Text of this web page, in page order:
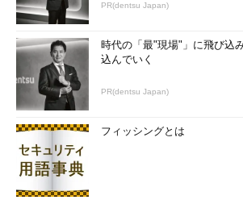
PR(dentsu Japan)
時代の「最"現場"」に飛び込
込んでいく
PR(dentsu Japan)
フィッシングとは